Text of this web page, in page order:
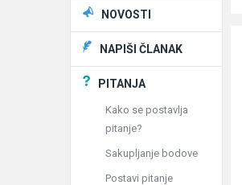
NOVOSTI
NAPIŠI ČLANAK
PITANJA
Kako se postavlja
pitanje?
Sakupljanje bodove
Postavi pitanje